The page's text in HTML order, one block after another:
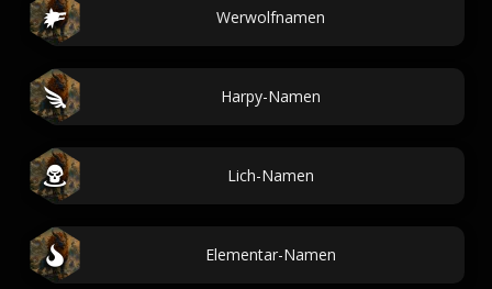
Werwolfnamen
Harpy-Namen
Lich-Namen
Elementar-Namen